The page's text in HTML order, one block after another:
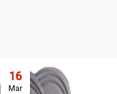
16
Mar